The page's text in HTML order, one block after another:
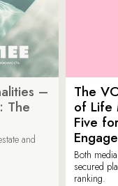
–
The
and
The
of Life
Five
Both
secured
ranking.